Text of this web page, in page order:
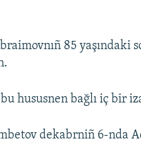
85 yaşındaki
hususnen bağlı iç bir
dekabrniñ 6-nda